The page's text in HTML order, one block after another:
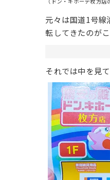
元々は国道1号線
転してきたのが
それでは中を見